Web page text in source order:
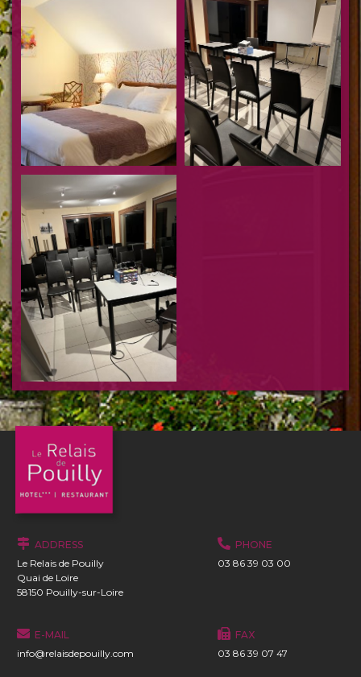
ADDRESS
Le Relais de Pouilly
Quai de Loire
58150 Pouilly-sur-Loire
PHONE
03 86 39 03 00
E-MAIL
info@relaisdepouilly.com
FAX
03 86 39 07 47